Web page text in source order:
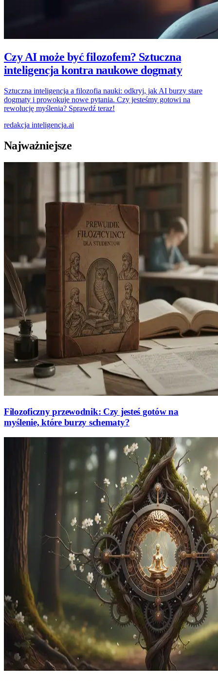
Czy AI może być filozofem? Sztuczna
inteligencja kontra naukowe dogmaty
Sztuczna inteligencja a filozofia nauki: odkryj, jak AI burzy stare
dogmaty i prowokuje nowe pytania. Czy jesteśmy gotowi na
rewolucję myślenia? Sprawdź teraz!
redakcja inteligencja.ai
Najważniejsze
Filozoficzny przewodnik: Czy jesteś gotów na
myślenie, które burzy schematy?